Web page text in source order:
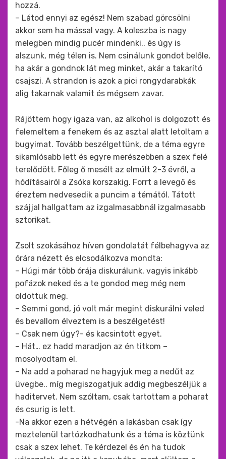
hozzá.
– Látod ennyi az egész! Nem szabad görcsölni
akkor sem ha mással vagy. A koleszba is nagy
melegben mindig pucér mindenki.. és úgy is
alszunk, még télen is. Nem csinálunk gondot belőle,
ha akár a gondnok lát meg minket, akár a takarító
csajszi. A strandon is azok a pici rongydarabkák
alig takarnak valamit és mégsem zavar.
Rájöttem hogy igaza van, az alkohol is dolgozott és
felemeltem a fenekem és az asztal alatt letoltam a
bugyimat. Tovább beszélgettünk, de a téma egyre
sikamlósabb lett és egyre merészebben a szex felé
terelődött. Főleg ő mesélt az elmúlt 2-3 évről, a
hódításairól a Zsóka korszakig. Forrt a levegő és
éreztem nedvesedik a puncim a témától. Tátott
szájjal hallgattam az izgalmasabbnál izgalmasabb
sztorikat.
Zsolt szokásához híven gondolatát félbehagyva az
órára nézett és elcsodálkozva mondta:
– Húgi már több órája diskurálunk, vagyis inkább
pofázok neked és a te gondod meg még nem
oldottuk meg.
– Semmi gond, jó volt már megint diskurálni veled
és bevallom élveztem is a beszélgetést!
– Csak nem úgy?- és kacsintott egyet.
– Hát… ez hadd maradjon az én titkom –
mosolyodtam el.
– Na add a poharad ne hagyjuk meg a nedűt az
üvegbe.. míg megiszogatjuk addig megbeszéljük a
haditervet. Nem szóltam, csak tartottam a poharat
és csurig is lett.
-Na akkor ezen a hétvégén a lakásban csak így
meztelenül tartózkodhatunk és a téma is köztünk
csak a szex lehet. Te kérdezel és én ha tudok